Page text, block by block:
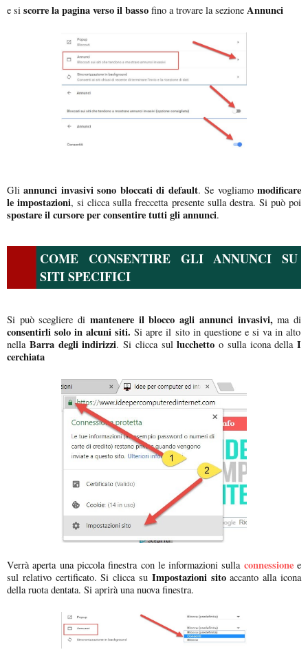
e si scorre la pagina verso il basso fino a trovare la sezione Annunci
Gliannunci invasivi sono bloccati di default. Se vogliamomodificare
le impostazioni, si clicca sulla freccetta presente sulla destra. Si può poi
spostare il cursore per consentire tutti gli annunci.
COME CONSENTIRE GLI ANNUNCI SU
SITI SPECIFICI
Si può scegliere di mantenere il blocco agli annunci invasivi,ma di
consentirli solo in alcuni siti. Si apre il sito in questione e si va in alto
nella Barra degli indirizzi. Si clicca sullucchetto o sulla icona dellaI
cerchiata
Verrà aperta una piccola finestra con le informazioni sulla connessionee
sul relativo certificato. Si clicca su Impostazioni sitoaccanto alla icona
della ruota dentata. Si aprirà una nuova finestra.